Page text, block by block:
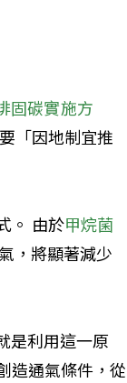
固碳實施方
「因地制宜推
。 由於甲烷菌
，將顯著減少
是利用這一原
造通氣條件，從